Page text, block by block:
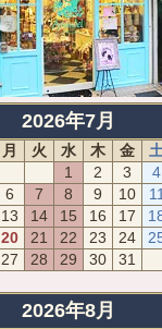
2026年7月
月 火 水 木 金
土
1
2 3
4
6 7 8 9 10
11
13 14 15 16 17
20 21 22 23 24
27 28 29 30 31
2026年8月